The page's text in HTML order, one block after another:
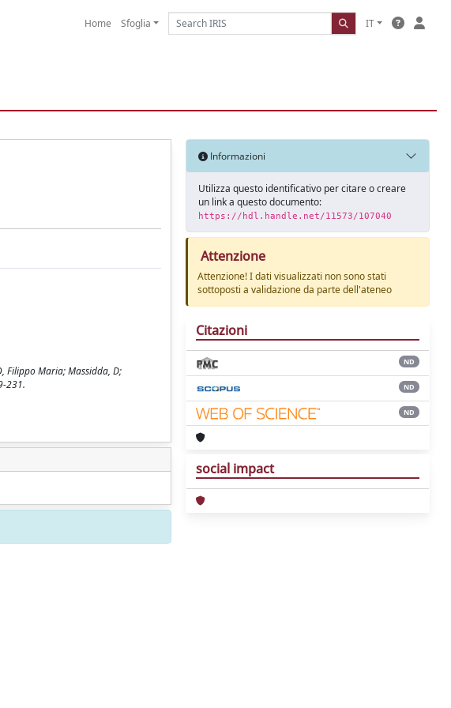
Home Sfoglia IT
Filippo Maria; Massidda, D;
231.
Informazioni
Utilizza questo identificativo per citare o creare
un link a questo documento:
https://hdl.handle.net/11573/107040
Attenzione
Attenzione! I dati visualizzati non sono stati
sottoposti a validazione da parte dell'ateneo
Citazioni
ND
ND
ND
social impact